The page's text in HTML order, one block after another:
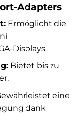
Adapters
Ermöglicht die
Displays.
Bietet bis zu
eine
dank